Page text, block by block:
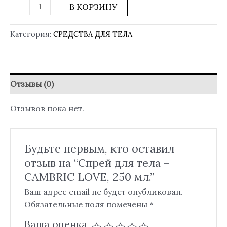
В КОРЗИНУ
Категория: СРЕДСТВА ДЛЯ ТЕЛА
Отзывы (0)
Отзывов пока нет.
Будьте первым, кто оставил
отзыв на “Спрей для тела –
CAMBRIC LOVE, 250 мл.”
Ваш адрес email не будет опубликован.
Обязательные поля помечены *